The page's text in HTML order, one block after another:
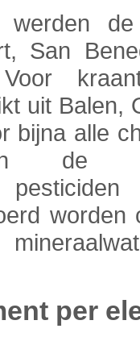
werden
San
uit Balen,
bijna alle
de
worden
per